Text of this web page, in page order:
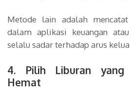
Metode lain adalah mencatat
dalam aplikasi keuangan
selalu sadar terhadap arus
4. Pilih Liburan yang
Hemat